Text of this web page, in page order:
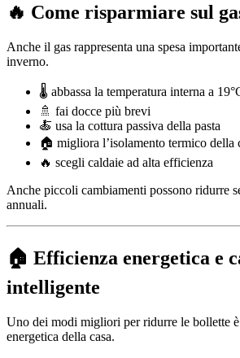
🔥 Come risparmiare sul
Anche il gas rappresenta una spesa
inverno.
🌡 abbassa la temperatura interna a
🚿 fai docce più brevi
🍝 usa la cottura passiva della pasta
🏠 migliora l’isolamento termico della
🔥 scegli caldaie ad alta efficienza
Anche piccoli cambiamenti possono ridurre
annuali.
🏠 Efficienza energetica e
intelligente
Uno dei modi migliori per ridurre le bollette
energetica della casa.